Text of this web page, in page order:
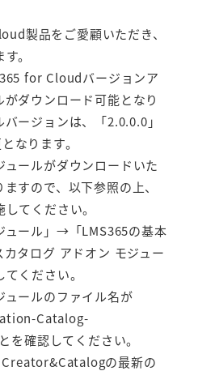
製品をご愛顧いただき、
。
for Cloudバージョンア
ダウンロード可能となり
ージョンは、「2.0.0.0」
なります。
ールがダウンロードいた
すので、以下参照の上、
てください。
ール」→「LMS365の基本
タログ アドオン モジュー
ください。
ールのファイル名が
Catalog-
確認してください。
の最新の